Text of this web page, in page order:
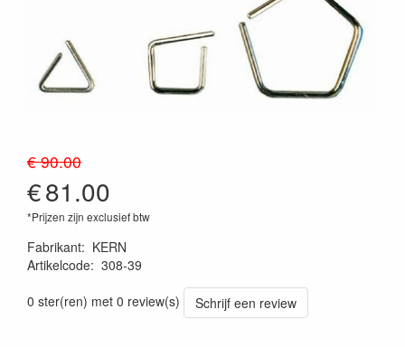
€ 90.00
€81.00
*Prijzen zijn exclusief btw
Fabrikant: KERN
Artikelcode: 308-39
0 ster(ren) met 0 review(s)
Schrijf een review